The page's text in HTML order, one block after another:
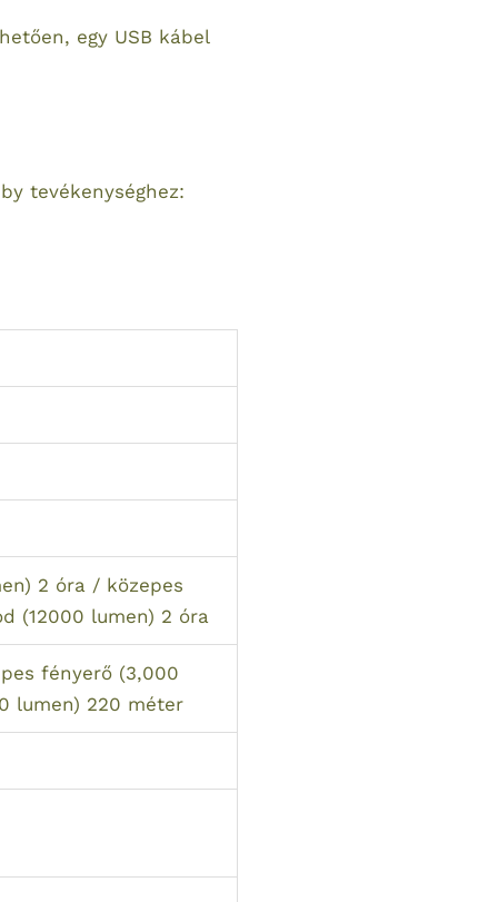
egy USB kábel
tevékenységhez:
2 óra / közepes
(12000 lumen) 2 óra
fényerő (3,000
lumen) 220 méter